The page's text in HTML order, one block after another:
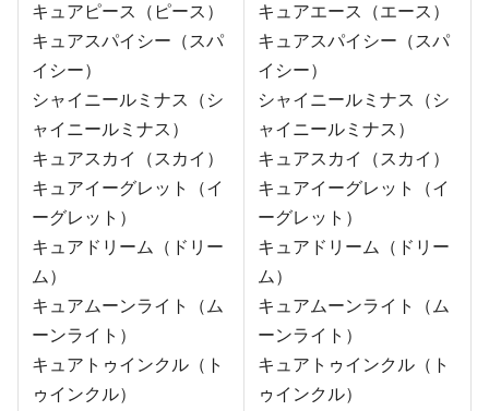
キュアピース（ピース）
キュアスパイシー（スパ
イシー）
シャイニールミナス（シ
ャイニールミナス）
キュアスカイ（スカイ）
キュアイーグレット（イ
ーグレット）
キュアドリーム（ドリー
ム）
キュアムーンライト（ム
ーンライト）
キュアトゥインクル（ト
ゥインクル）
キュアエース（エース）
キュアスパイシー（スパ
イシー）
シャイニールミナス（シ
ャイニールミナス）
キュアスカイ（スカイ）
キュアイーグレット（イ
ーグレット）
キュアドリーム（ドリー
ム）
キュアムーンライト（ム
ーンライト）
キュアトゥインクル（ト
ゥインクル）